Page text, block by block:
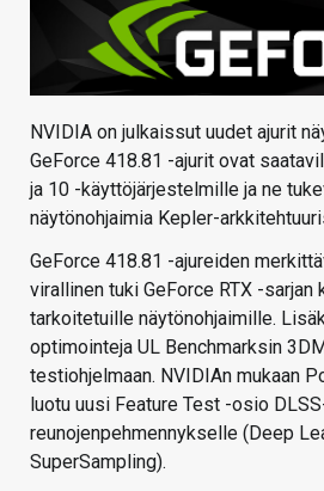
NVIDIA on julkaissut uudet ajurit
GeForce 418.81 -ajurit ovat
ja 10 -käyttöjärjestelmille ja ne
näytönohjaimia Kepler-
GeForce 418.81 -ajureiden
virallinen tuki GeForce RTX -sarjan
tarkoitetuille näytönohjaimille.
optimointeja UL Benchmarksin
testiohjelmaan. NVIDIAn mukaan
luotu uusi Feature Test -osio
reunojenpehmennykselle (Deep
SuperSampling).